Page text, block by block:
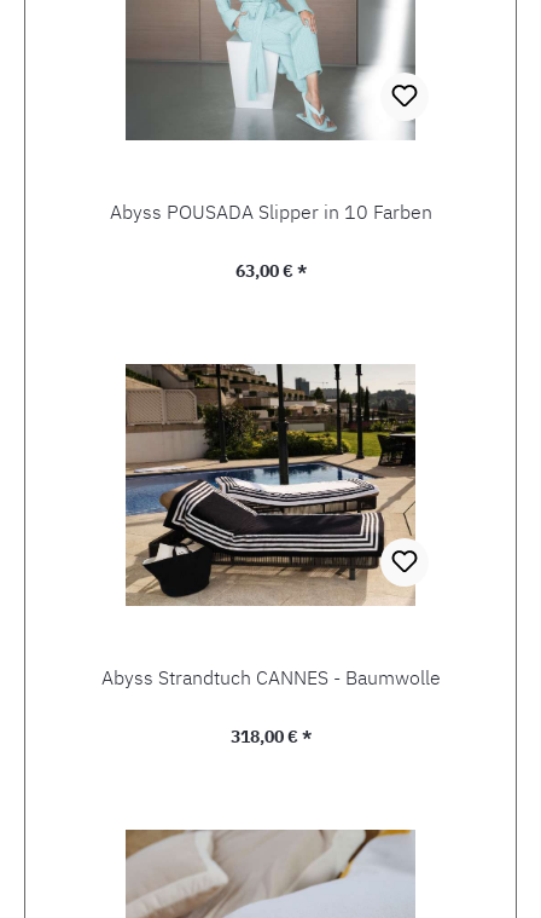
Abyss POUSADA Slipper in 10 Farben
Regulärer Preis:
63,00 € *
Abyss Strandtuch CANNES - Baumwolle
Regulärer Preis:
318,00 € *